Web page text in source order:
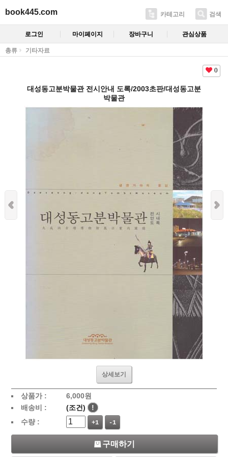
book445.com 카테고리 검색
로그인 마이페이지 장바구니 관심상품
총류 기타자료
0
대성동고분박물관 전시안내 도록/2003초판/대성동고분
박물관
상세보기
상품가 : 6,000원
배송비 :
(조건)
!
수량 :
+1 -1
구매하기